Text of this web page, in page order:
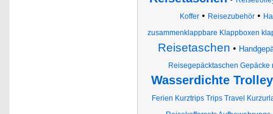
Koffer• Reisezubehör•
zusammenklappbare Klappboxen
Reisetaschen •
Reisegepäcktaschen
Wasserdichte
Ferien Kurztrips Trips Travel